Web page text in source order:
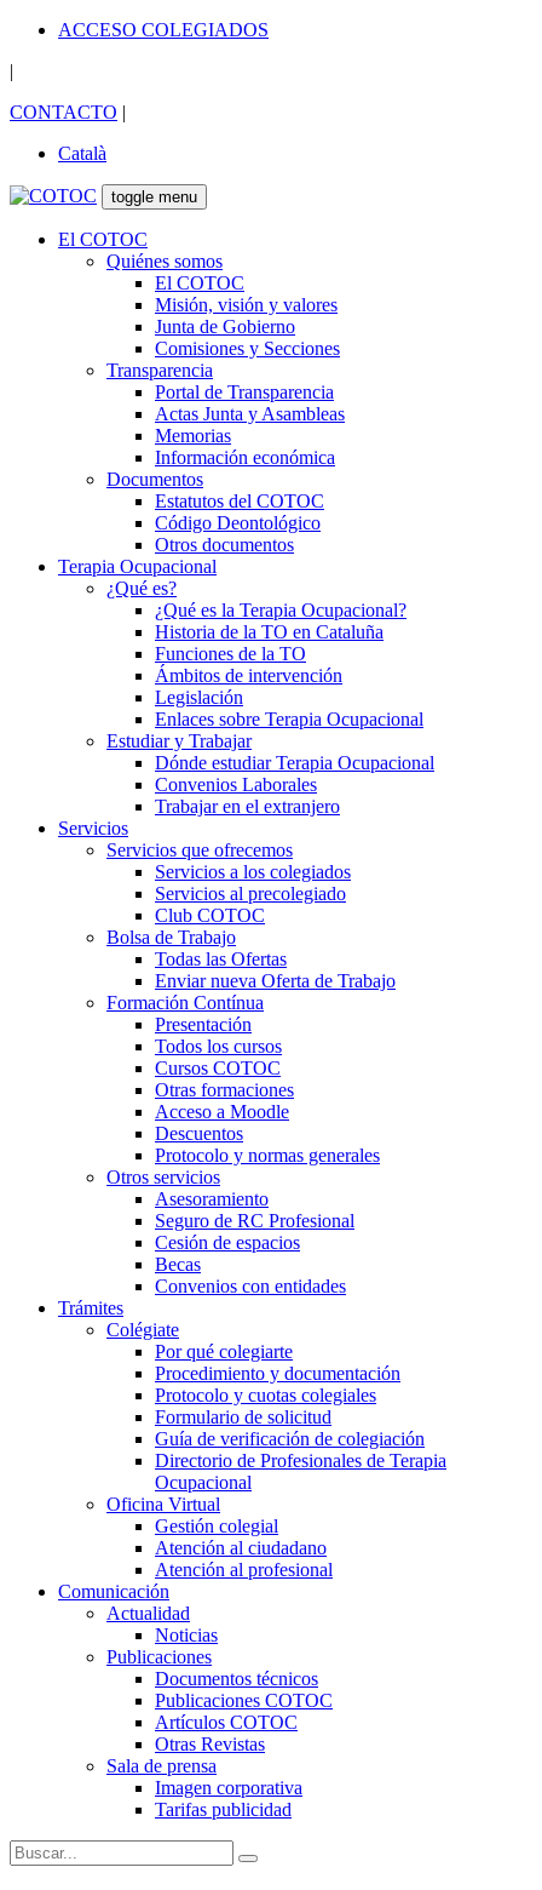
ACCESO COLEGIADOS
|
CONTACTO |
Català
toggle menu
El COTOC
Quiénes somos
El COTOC
Misión, visión y valores
Junta de Gobierno
Comisiones y Secciones
Transparencia
Portal de Transparencia
Actas Junta y Asambleas
Memorias
Información económica
Documentos
Estatutos del COTOC
Código Deontológico
Otros documentos
Terapia Ocupacional
¿Qué es?
¿Qué es la Terapia Ocupacional?
Historia de la TO en Cataluña
Funciones de la TO
Ámbitos de intervención
Legislación
Enlaces sobre Terapia Ocupacional
Estudiar y Trabajar
Dónde estudiar Terapia Ocupacional
Convenios Laborales
Trabajar en el extranjero
Servicios
Servicios que ofrecemos
Servicios a los colegiados
Servicios al precolegiado
Club COTOC
Bolsa de Trabajo
Todas las Ofertas
Enviar nueva Oferta de Trabajo
Formación Contínua
Presentación
Todos los cursos
Cursos COTOC
Otras formaciones
Acceso a Moodle
Descuentos
Protocolo y normas generales
Otros servicios
Asesoramiento
Seguro de RC Profesional
Cesión de espacios
Becas
Convenios con entidades
Trámites
Colégiate
Por qué colegiarte
Procedimiento y documentación
Protocolo y cuotas colegiales
Formulario de solicitud
Guía de verificación de colegiación
Directorio de Profesionales de Terapia
Ocupacional
Oficina Virtual
Gestión colegial
Atención al ciudadano
Atención al profesional
Comunicación
Actualidad
Noticias
Publicaciones
Documentos técnicos
Publicaciones COTOC
Artículos COTOC
Otras Revistas
Sala de prensa
Imagen corporativa
Tarifas publicidad
Buscar: